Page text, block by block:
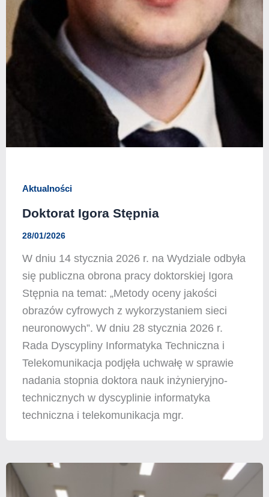
Aktualności
Doktorat Igora Stępnia
28/01/2026
W dniu 14 stycznia 2026 r. na Wydziale odbyła
się publiczna obrona pracy doktorskiej Igora
Stępnia na temat: „Metody oceny jakości
obrazów cyfrowych z wykorzystaniem sieci
neuronowych”. W dniu 28 stycznia 2026 r.
Rada Dyscypliny Informatyka Techniczna i
Telekomunikacja podjęła uchwałę w sprawie
nadania stopnia doktora nauk inżynieryjno-
technicznych w dyscyplinie informatyka
techniczna i telekomunikacja mgr.